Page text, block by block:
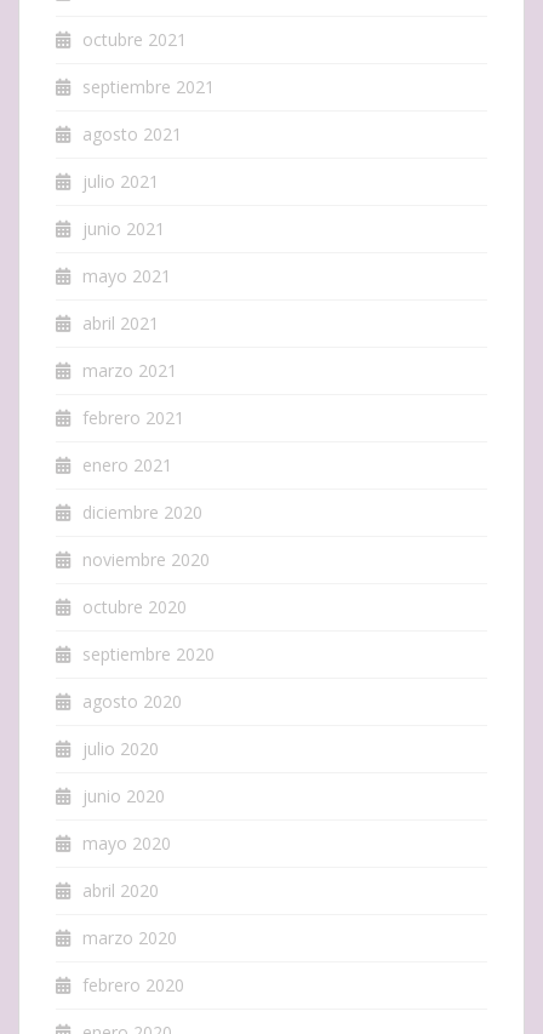
octubre 2021
septiembre 2021
agosto 2021
julio 2021
junio 2021
mayo 2021
abril 2021
marzo 2021
febrero 2021
enero 2021
diciembre 2020
noviembre 2020
octubre 2020
septiembre 2020
agosto 2020
julio 2020
junio 2020
mayo 2020
abril 2020
marzo 2020
febrero 2020